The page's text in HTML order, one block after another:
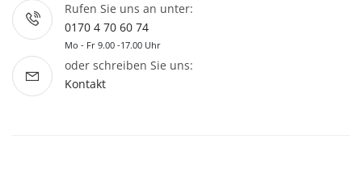
Rufen Sie uns an unter:
0170 4 70 60 74
Mo - Fr 9.00 -17.00 Uhr
oder schreiben Sie uns:
Kontakt